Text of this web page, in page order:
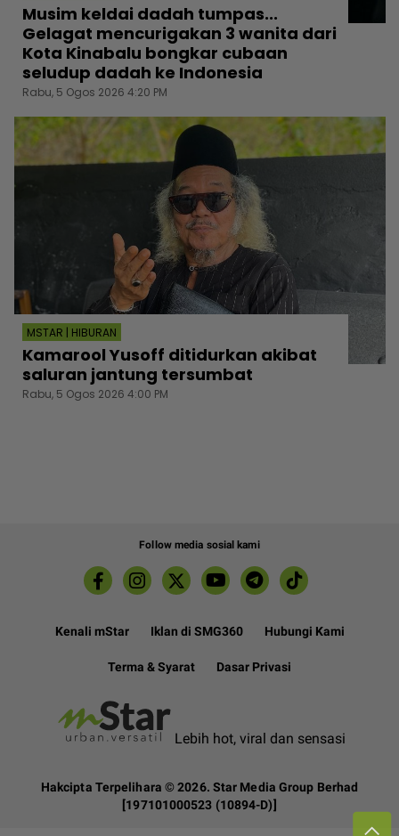
Musim keldai dadah tumpas...
Gelagat mencurigakan 3 wanita dari
Kota Kinabalu bongkar cubaan
seludup dadah ke Indonesia
Rabu, 5 Ogos 2026 4:20 PM
MSTAR | HIBURAN
Kamarool Yusoff ditidurkan akibat
saluran jantung tersumbat
Rabu, 5 Ogos 2026 4:00 PM
Follow media sosial kami
Kenali mStar Iklan di SMG360 Hubungi Kami
Terma & Syarat Dasar Privasi
Lebih hot, viral dan sensasi
Hakcipta Terpelihara ©2026. Star Media Group Berhad
[197101000523 (10894-D)]